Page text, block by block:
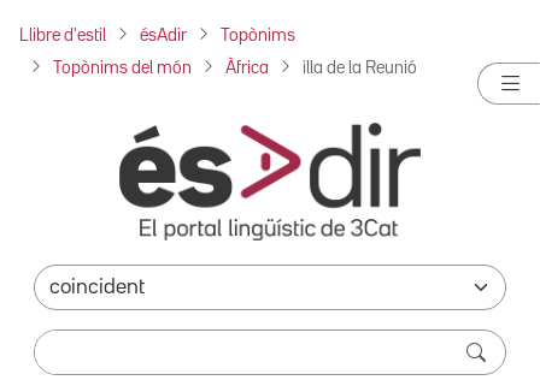
Llibre d'estil ésAdir Topònims
Topònims del món Àfrica illa de la Reunió